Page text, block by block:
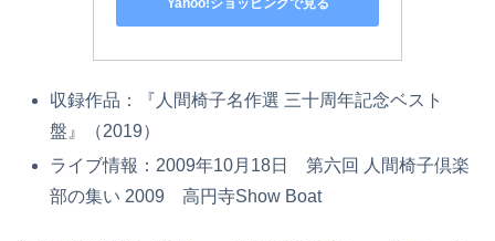
Yahoo!ショッピングで見る
収録作品：『人間椅子名作選 三十周年記念ベスト
盤』（2019）
ライブ情報：2009年10月18日 第六回 人間椅子倶楽
部の集い 2009 高円寺Show Boat